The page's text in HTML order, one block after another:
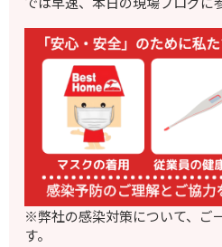
※弊社の感染対策について、ご
す。